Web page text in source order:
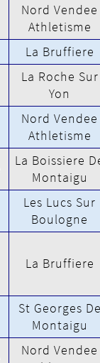
Nord Vendee
Athletisme
La Bruffiere
La Roche Sur
Yon
Nord Vendee
Athletisme
La Boissiere
Montaigu
Les Lucs Sur
Boulogne
La Bruffiere
St Georges
Montaigu
Nord Vendee